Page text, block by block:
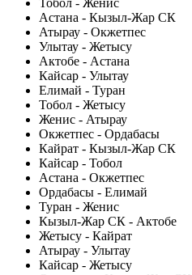
Тобол - Женис
Астана - Кызыл-Жар СК
Атырау - Окжетпес
Улытау - Жетысу
Актобе - Астана
Кайсар - Улытау
Елимай - Туран
Тобол - Жетысу
Женис - Атырау
Окжетпес - Ордабасы
Кайрат - Кызыл-Жар СК
Кайсар - Тобол
Астана - Окжетпес
Ордабасы - Елимай
Туран - Женис
Кызыл-Жар СК - Актобе
Жетысу - Кайрат
Атырау - Улытау
Кайсар - Жетысу